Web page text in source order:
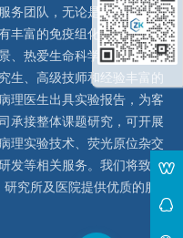
务团队，无论是形态病理学
丰富的免疫组化实验经验，
、热爱生命科学研究的留美
生、高级技师和经验丰富的
理医生出具实验报告，为客
承接整体课题研究，可开展
理实验技术、荧光原位杂交
发等相关服务。我们将致力
究所及医院提供优质的服